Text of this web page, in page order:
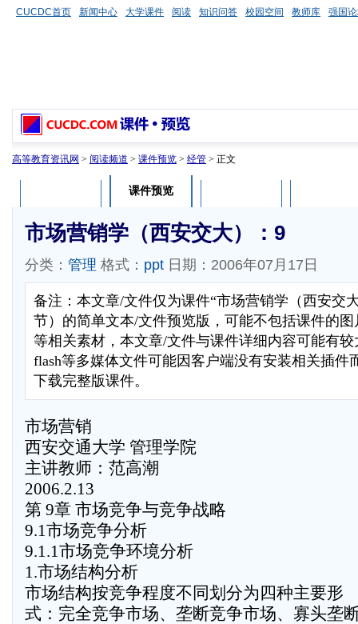
CUCDC首页 新闻中心 大学课件 阅读 知识问答 校园空间 教师库 强国
高等教育资讯网 > 阅读频道 > 课件预览 > 经管 > 正文
课件预览
市场营销学（西安交大）：9
分类： 管理 格式： ppt 日期：2006年07月17日
备注：本文章/文件仅为课件“市场营销学（西安交
节）的简单文本/文件预览版，可能不包括课件的
等相关素材，本文章/文件与课件详细内容可能有
flash等多媒体文件可能因客户端没有安装相关插件
下载完整版课件。
市场营销
西安交通大学 管理学院
主讲教师：范高潮
2006.2.13
第 9章 市场竞争与竞争战略
9.1市场竞争分析
9.1.1市场竞争环境分析
1.市场结构分析
市场结构按竞争程度不同划分为四种主要形
式：完全竞争市场、垄断竞争市场、寡头垄